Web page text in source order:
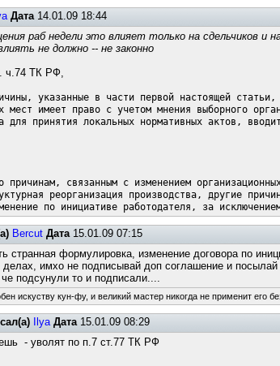
Дата14.01.09 18:44
раб недели это влияет только на сдельчиков и
не должно -- не законно
ч.74 ТК РФ,
указанные в части первой настоящей
мест имеет право с учетом мнения выборного
для принятия локальных нормативных актов,
причинам, связанным с изменением
реорганизация производства, другие
по инициативе работодателя, за
Bercut Дата15.01.09 07:15
странная формулировка, изменение договора по
делах, имхо не подписывай доп соглашение и
подсунули то и подписали....
искуству кун-фу, и великий мастер никогда не применит его
Ilya Дата15.01.09 08:29
- уволят по п.7 ст.77 ТК РФ